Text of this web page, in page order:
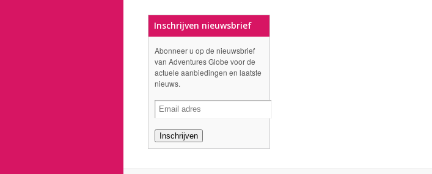
Inschrijven nieuwsbrief
Abonneer u op de nieuwsbrief
van Adventures Globe voor de
actuele aanbiedingen en laatste
nieuws.